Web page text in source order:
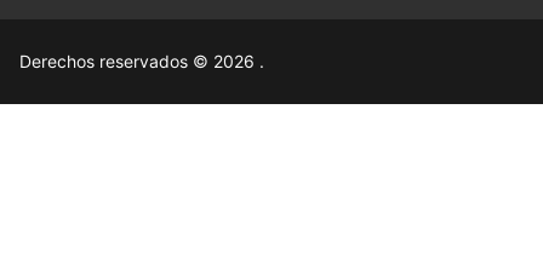
Derechos reservados © 2026 .